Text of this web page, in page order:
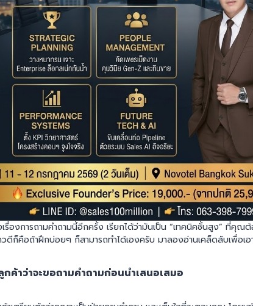
รื่องการถามคำถามนี้อีกครั้ง เรียกได้ว่ามันเป็น “เทคนิคชั้นสูง” ที่คุณ
ดีก็คือถ้าฝึกบ่อยๆ ก็สามารถทำได้เองครับ มาลองอ่านเคล็ดลับเพื่อเอ
ค้าว่าจะขอถามคำถามก่อนนำเสนอเสมอ